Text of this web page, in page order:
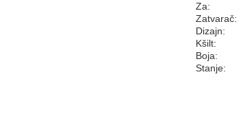
Za:
Zatvarač:
Dizajn:
Kšilt:
Boja:
Stanje: